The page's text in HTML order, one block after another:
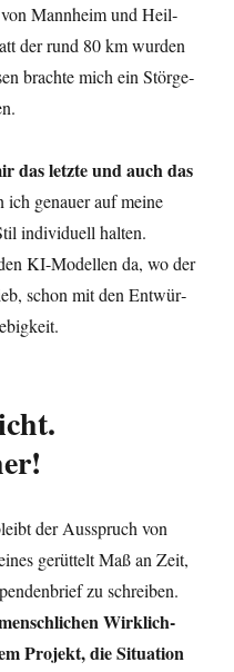
Mann­heim und Heil­
der rund 80 km wur­den
brach­te mich ein Stör­ge­
das letz­te und auch das
ich genau­er auf mei­ne
indi­vi­du­ell hal­ten.
KI-Model­len da, wo der
schon mit den Ent­wür­
der Aus­spruch von
gerüt­telt Maß an Zeit,
zu schrei­ben.
Wirk­lich­
Pro­jekt, die Situa­ti­on